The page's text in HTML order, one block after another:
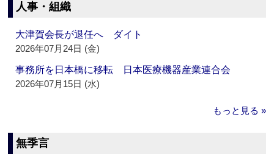
人事・組織
大津賀会長が退任へ ダイト
2026年07月24日 (金)
事務所を日本橋に移転 日本医療機器産業連合会
2026年07月15日 (水)
もっと見る »
無季言